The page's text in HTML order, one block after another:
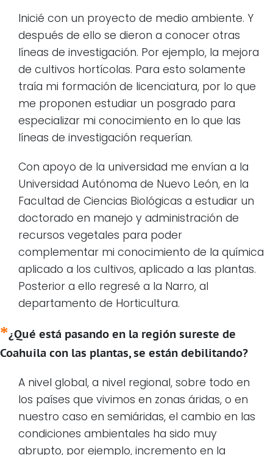
Inicié con un proyecto de medio ambiente. Y
después de ello se dieron a conocer otras
líneas de investigación. Por ejemplo, la mejora
de cultivos hortícolas. Para esto solamente
traía mi formación de licenciatura, por lo que
me proponen estudiar un posgrado para
especializar mi conocimiento en lo que las
líneas de investigación requerían.
Con apoyo de la universidad me envían a la
Universidad Autónoma de Nuevo León, en la
Facultad de Ciencias Biológicas a estudiar un
doctorado en manejo y administración de
recursos vegetales para poder
complementar mi conocimiento de la química
aplicado a los cultivos, aplicado a las plantas.
Posterior a ello regresé a la Narro, al
departamento de Horticultura.
¿Qué está pasando en la región sureste de
Coahuila con las plantas, se están debilitando?
A nivel global, a nivel regional, sobre todo en
los países que vivimos en zonas áridas, o en
nuestro caso en semiáridas, el cambio en las
condiciones ambientales ha sido muy
abrupto, por ejemplo, incremento en la